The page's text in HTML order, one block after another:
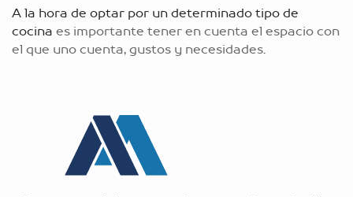
A la hora de optar por un determinado tipo de
cocina es importante tener en cuenta el espacio con
el que uno cuenta, gustos y necesidades.